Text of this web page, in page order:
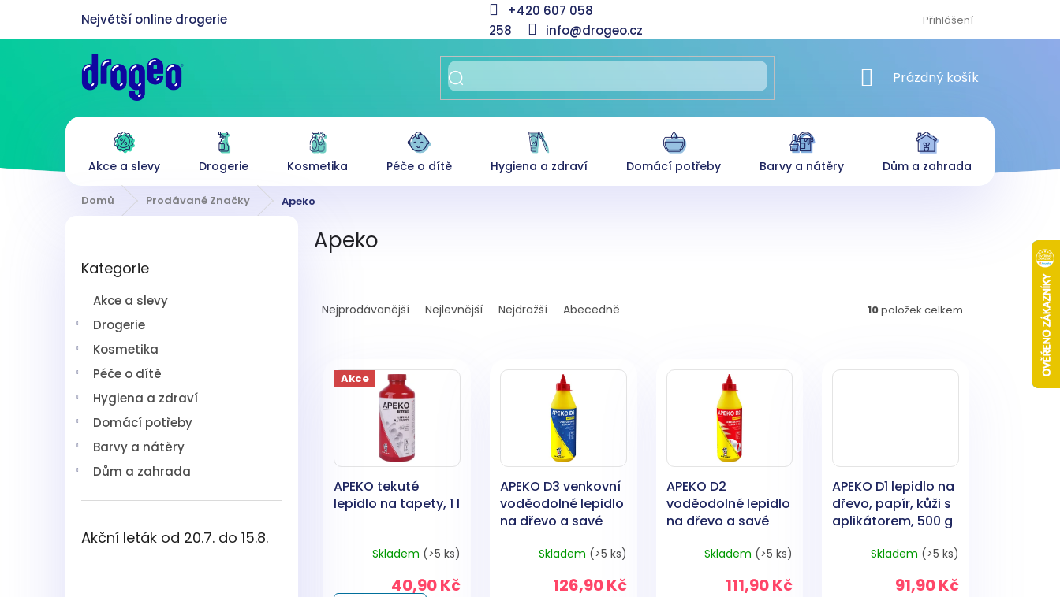
obsah
+420 607 058
258
info@drogeo.cz
Přihlášení
NÁKUPNÍ KOŠÍK
Prázdný košík
Akce a slevy Drogerie Kosmetika Péče o dítě Hygiena a zdraví Domácí potřeby Barvy a nátěry Dům a zahrada
Domů Prodávané Značky Apeko
kategorie
Kategorie
Akce a slevy
Drogerie
Kosmetika
Péče o dítě
Hygiena a zdraví
Domácí potřeby
Barvy a nátěry
Dům a zahrada
Akční leták od 20.7. do 15.8.
Apeko
aNejprodávanější Nejlevnější Nejdražší Abecedně 10položek celkem
Akce
APEKO tekuté
lepidlo na tapety, 1 l
Skladem (>5 ks)
40,90 Kč
APEKO D3 venkovní
voděodolné lepidlo
na dřevo a savé
Skladem (>5 ks)
126,90 Kč
APEKO D2
voděodolné lepidlo
na dřevo a savé
Skladem (>5 ks)
111,90 Kč
APEKO D1 lepidlo na
dřevo, papír, kůži s
aplikátorem, 500 g
Skladem (>5 ks)
91,90 Kč